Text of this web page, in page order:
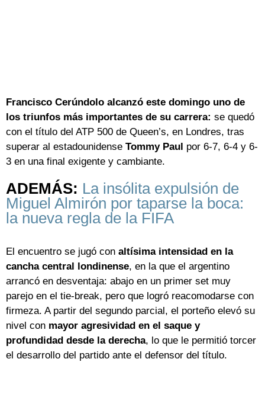
Francisco Cerúndolo alcanzó este domingo uno de
los triunfos más importantes de su carrera: se quedó
con el título del ATP 500 de Queen’s, en Londres, tras
superar al estadounidense Tommy Paul por 6-7, 6-4 y 6-
3 en una final exigente y cambiante.
ADEMÁS: La insólita expulsión de
Miguel Almirón por taparse la boca:
la nueva regla de la FIFA
El encuentro se jugó con altísima intensidad en la
cancha central londinense, en la que el argentino
arrancó en desventaja: abajo en un primer set muy
parejo en el tie-break, pero que logró reacomodarse con
firmeza. A partir del segundo parcial, el porteño elevó su
nivel con mayor agresividad en el saque y
profundidad desde la derecha, lo que le permitió torcer
el desarrollo del partido ante el defensor del título.